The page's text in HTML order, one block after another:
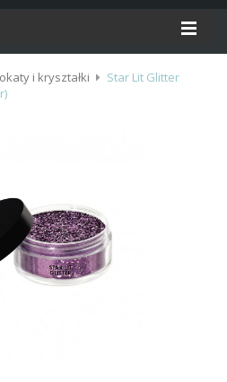
i kryształki
Star Lit Glitter